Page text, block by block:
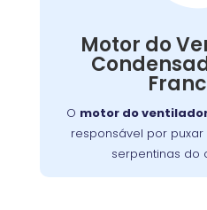
Motor do
O motor do
responsável por
serpentinas do
, as serpentinas podem
comprometendo a
do
. Nossa equipe
está capacitada para
este problema de